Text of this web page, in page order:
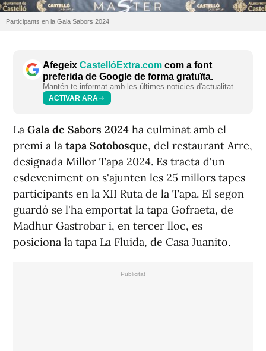
Participants en la Gala Sabors 2024
Afegeix CastellóExtra.com com a font
preferida de Google de forma gratuïta.
Mantén-te informat amb les últimes notícies d'actualitat.
ACTIVAR ARA
La Gala de Sabors 2024 ha culminat amb el
premi a la tapa Sotobosque, del restaurant Arre,
designada Millor Tapa 2024. Es tracta d'un
esdeveniment on s'ajunten les 25 millors tapes
participants en la XII Ruta de la Tapa. El segon
guardó se l'ha emportat la tapa Gofraeta, de
Madhur Gastrobar i, en tercer lloc, es
posiciona la tapa La Fluida, de Casa Juanito.